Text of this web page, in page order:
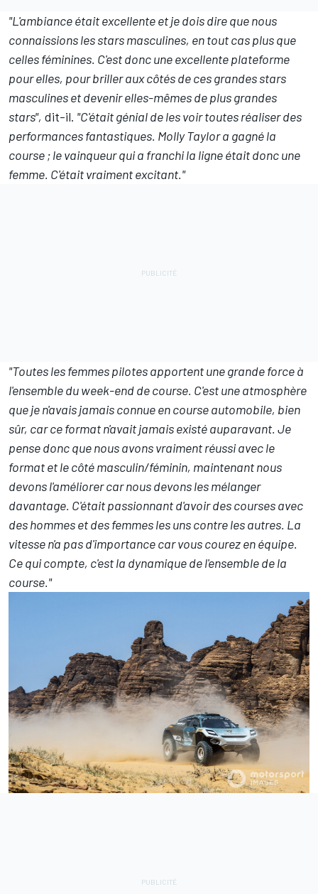
"L'ambiance était excellente et je dois dire que nous
connaissions les stars masculines, en tout cas plus que
celles féminines. C'est donc une excellente plateforme
pour elles, pour briller aux côtés de ces grandes stars
masculines et devenir elles-mêmes de plus grandes
stars", dit-il. "C'était génial de les voir toutes réaliser des
performances fantastiques. Molly Taylor a gagné la
course ; le vainqueur qui a franchi la ligne était donc une
femme. C'était vraiment excitant."
"Toutes les femmes pilotes apportent une grande force à
l'ensemble du week-end de course. C'est une atmosphère
que je n'avais jamais connue en course automobile, bien
sûr, car ce format n'avait jamais existé auparavant. Je
pense donc que nous avons vraiment réussi avec le
format et le côté masculin/féminin, maintenant nous
devons l'améliorer car nous devons les mélanger
davantage. C'était passionnant d'avoir des courses avec
des hommes et des femmes les uns contre les autres. La
vitesse n'a pas d'importance car vous courez en équipe.
Ce qui compte, c'est la dynamique de l'ensemble de la
course."